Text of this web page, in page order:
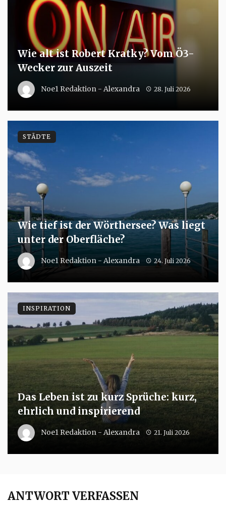
Wie alt ist Robert Kratky? Vom Ö3-
Wecker zur Auszeit
Noe1 Redaktion - Alexandra 28. Juli 2026
Wie tief ist der Wörthersee? Was liegt
unter der Oberfläche?
Noe1 Redaktion - Alexandra 24. Juli 2026
STÄDTE
Das Leben ist zu kurz Sprüche: kurz,
ehrlich und inspirierend
Noe1 Redaktion - Alexandra 21. Juli 2026
INSPIRATION
ANTWORT VERFASSEN